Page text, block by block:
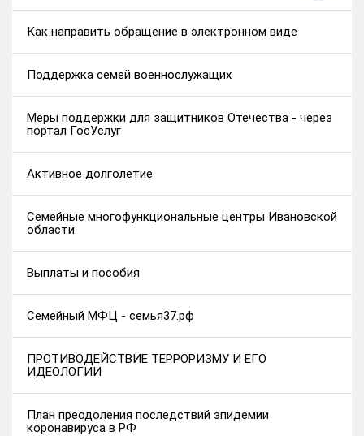
Как направить обращение в электронном виде
Поддержка семей военнослужащих
Меры поддержки для защитников Отечества - через
портал ГосУслуг
Активное долголетие
Семейные многофункциональные центры Ивановской
области
Выплаты и пособия
Семейный МФЦ - семья37.рф
ПРОТИВОДЕЙСТВИЕ ТЕРРОРИЗМУ И ЕГО
ИДЕОЛОГИИ
План преодоления последствий эпидемии
коронавируса в РФ